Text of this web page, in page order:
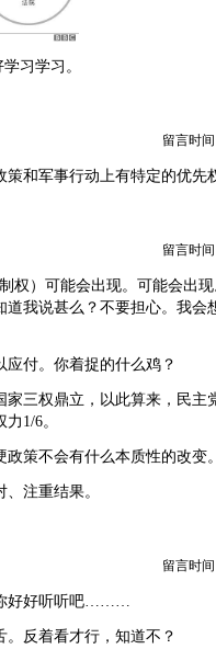
习学习。
留言时间
策和军事行动上有特定的优先
留言时间
权）可能会出现。可能会出
道我说甚么？不要担心。我会
应付。你着捉的什么鸡？
家三权鼎立，以此算来，民主
1/6。
政策不会有什么本质性的改变
注重结果。
留言时间
好好听听吧………
反着看才行，知道不？